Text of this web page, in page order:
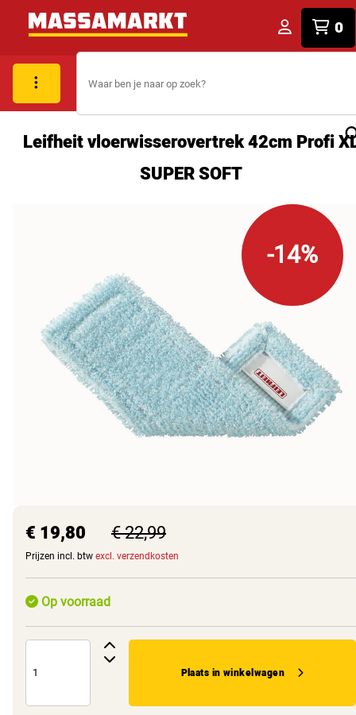
0
Leifheit vloerwisserovertrek 42cm Profi
SUPER SOFT
-14%
€ 19,80 € 22,99
Prijzen incl. btw excl. verzendkosten
Op voorraad
Plaats in winkelwagen